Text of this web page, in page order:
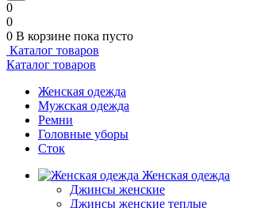
0
0
0 В корзине пока пусто
Каталог товаров
Каталог товаров
Женская одежда
Мужская одежда
Ремни
Головные уборы
Сток
Женская одежда
Джинсы женские
Джинсы женские теплые